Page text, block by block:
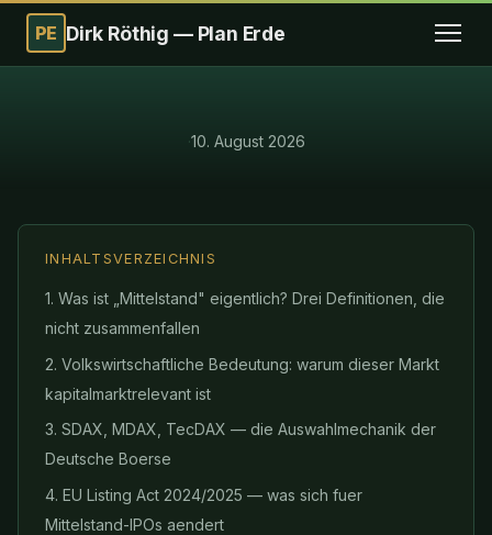
PE Dirk Röthig — Plan Erde
·10. August 2026
INHALTSVERZEICHNIS
1. Was ist „Mittelstand" eigentlich? Drei Definitionen, die
nicht zusammenfallen
2. Volkswirtschaftliche Bedeutung: warum dieser Markt
kapitalmarktrelevant ist
3. SDAX, MDAX, TecDAX — die Auswahlmechanik der
Deutsche Boerse
4. EU Listing Act 2024/2025 — was sich fuer
Mittelstand-IPOs aendert